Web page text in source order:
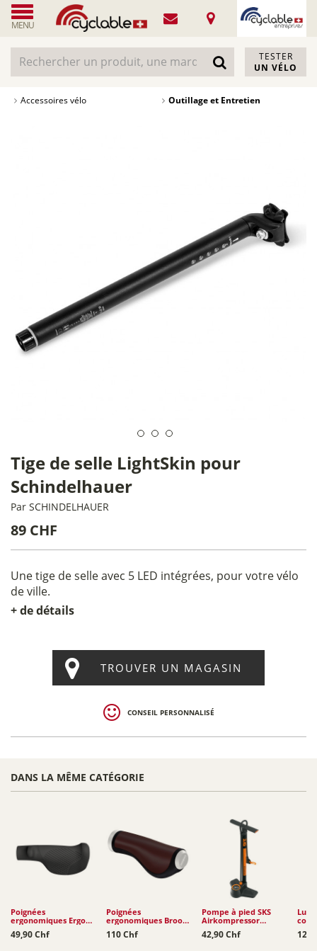
MENU
TESTER
UN VÉLO
Accessoires vélo Outillage et Entretien
Tige de selle LightSkin pour
Schindelhauer
Par SCHINDELHAUER
89 CHF
Une tige de selle avec 5 LED intégrées, pour votre vélo
de ville.
+ de détails
TROUVER UN MAGASIN
CONSEIL PERSONNALISÉ
DANS LA MÊME CATÉGORIE
Poignées
ergonomiques Ergon
GT1
49,90 Chf
Poignées
ergonomiques Brooks
Ergon GP1
110 Chf
Pompe à pied SKS
Airkompressor
Compact 10.0
42,90 Chf